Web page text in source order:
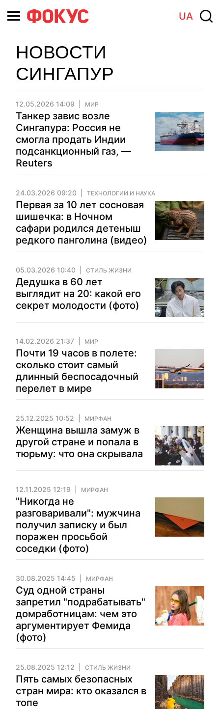
UA
НОВОСТИ
СИНГАПУР
12.05.2026 14:09 МИР
Танкер завис возле
Сингапура: Россия не
смогла продать Индии
подсанкционный газ, —
Reuters
24.03.2026 09:20 ТЕХНОЛОГИИ И НАУКА
Первая за 10 лет сосновая
шишечка: в Ночном
сафари родился детеныш
редкого панголина (видео)
05.03.2026 10:40 СТИЛЬ ЖИЗНИ
Дедушка в 60 лет
выглядит на 20: какой его
секрет молодости (фото)
14.02.2026 21:37 МИР
Почти 19 часов в полете:
сколько стоит самый
длинный беспосадочный
перелет в мире
25.12.2025 10:52 МИРФАН
Женщина вышла замуж в
другой стране и попала в
тюрьму: что она скрывала
12.11.2025 12:19 МИРФАН
"Никогда не
разговаривали": мужчина
получил записку и был
поражен просьбой
соседки (фото)
30.08.2025 14:45 МИРФАН
Суд одной страны
запретил "подрабатывать"
домработницам: чем это
аргументирует Фемида
(фото)
25.08.2025 12:12 СТИЛЬ ЖИЗНИ
Пять самых безопасных
стран мира: кто оказался в
топе